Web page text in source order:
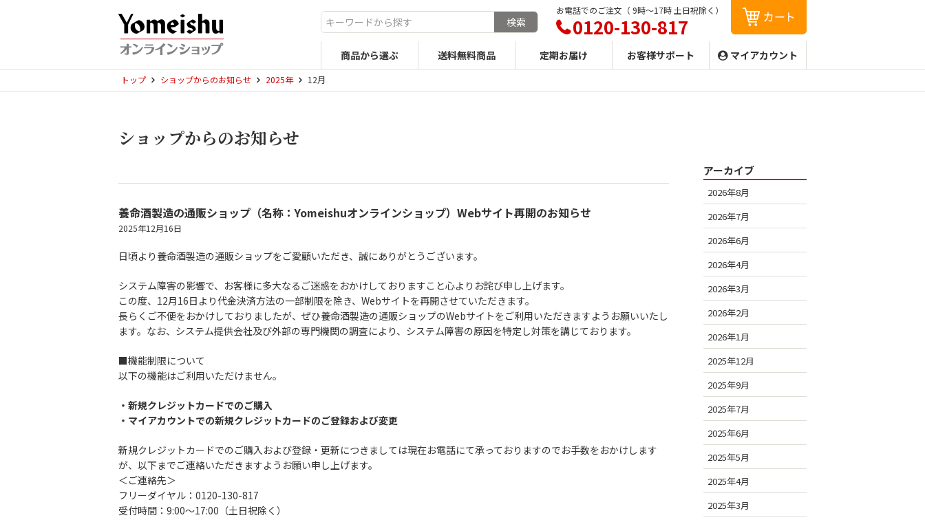
お電話でのご注文（ 9時〜17時 土日祝除く）
0120-130-817
商品から選ぶ 送料無料商品 定期お届け お客様サポート マイアカウント
トップ ショップからのお知らせ 2025年 12月
ショップからのお知らせ
養命酒製造の通販ショップ（名称：Yomeishuオンラインショップ）Webサイト再開のお知らせ
2025年12月16日
日頃より養命酒製造の通販ショップをご愛顧いただき、誠にありがとうございます。
システム障害の影響で、お客様に多大なるご迷惑をおかけしておりますこと心よりお詫び申し上げます。
この度、12月16日より代金決済方法の一部制限を除き、Webサイトを再開させていただきます。
長らくご不便をおかけしておりましたが、ぜひ養命酒製造の通販ショップのWebサイトをご利用いただきますようお願いいたし
ます。なお、システム提供会社及び外部の専門機関の調査により、システム障害の原因を特定し対策を講じております。
■機能制限について
以下の機能はご利用いただけません。
・新規クレジットカードでのご購入
・マイアカウントでの新規クレジットカードのご登録および変更
新規クレジットカードでのご購入および登録・更新につきましては現在お電話にて承っておりますのでお手数をおかけします
が、以下までご連絡いただきますようお願い申し上げます。
＜ご連絡先＞
フリーダイヤル：0120-130-817
受付時間：9:00〜17:00（土日祝除く）
アーカイブ
2026年8月
2026年7月
2026年6月
2026年4月
2026年3月
2026年2月
2026年1月
2025年12月
2025年9月
2025年7月
2025年6月
2025年5月
2025年4月
2025年3月